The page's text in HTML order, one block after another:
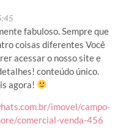
fabuloso. Sempre que
coisas diferentes Você
acessar o nosso site e
conteúdo único.
agora!
imovel/campo-
comercial-venda-456